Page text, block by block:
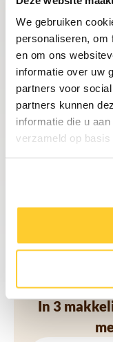
We gebruiken
personaliseren, om
en om ons
informatie over uw
partners voor
partners kunnen
informatie die u
verzameld op
Onze ervaren
goed
persoonlijk
met een gerust
Plan je
In 3